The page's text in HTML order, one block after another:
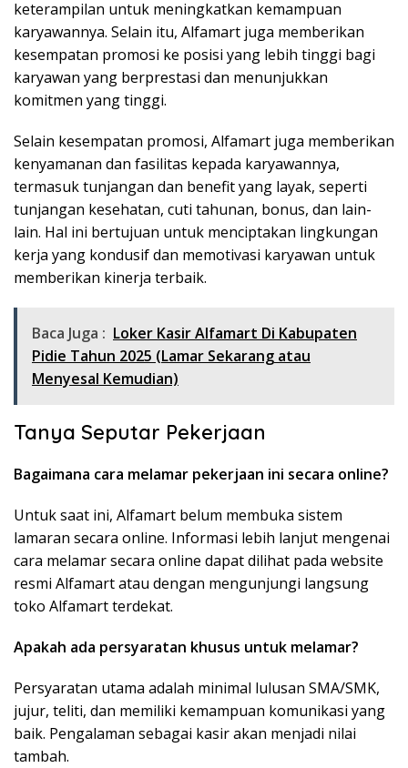
keterampilan untuk meningkatkan kemampuan
karyawannya. Selain itu, Alfamart juga memberikan
kesempatan promosi ke posisi yang lebih tinggi bagi
karyawan yang berprestasi dan menunjukkan
komitmen yang tinggi.
Selain kesempatan promosi, Alfamart juga memberikan
kenyamanan dan fasilitas kepada karyawannya,
termasuk tunjangan dan benefit yang layak, seperti
tunjangan kesehatan, cuti tahunan, bonus, dan lain-
lain. Hal ini bertujuan untuk menciptakan lingkungan
kerja yang kondusif dan memotivasi karyawan untuk
memberikan kinerja terbaik.
Baca Juga : Loker Kasir Alfamart Di Kabupaten
Pidie Tahun 2025 (Lamar Sekarang atau
Menyesal Kemudian)
Tanya Seputar Pekerjaan
Bagaimana cara melamar pekerjaan ini secara online?
Untuk saat ini, Alfamart belum membuka sistem
lamaran secara online. Informasi lebih lanjut mengenai
cara melamar secara online dapat dilihat pada website
resmi Alfamart atau dengan mengunjungi langsung
toko Alfamart terdekat.
Apakah ada persyaratan khusus untuk melamar?
Persyaratan utama adalah minimal lulusan SMA/SMK,
jujur, teliti, dan memiliki kemampuan komunikasi yang
baik. Pengalaman sebagai kasir akan menjadi nilai
tambah.